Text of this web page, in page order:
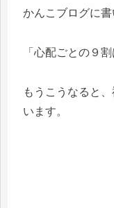
かんこブログに書
「心配ごとの９
もうこうなると
います。